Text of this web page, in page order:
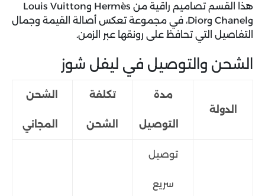
هذا القسم تصاميم راقية من Hermès وLouis Vuitton
وChanel وDior، في مجموعة تعكس أصالة القيمة وجمال
التفاصيل التي تحافظ على رونقها عبر الزمن.
الشحن والتوصيل في ليفل شوز
الدولة
مدة
التوصيل
تكلفة
الشحن
الشحن
المجاني
توصيل
سريع